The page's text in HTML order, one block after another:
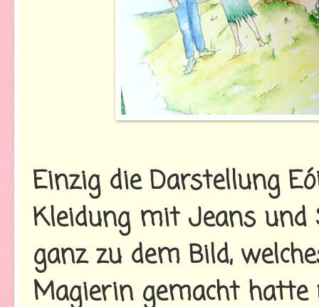
Einzig die Darstellung
Kleidung mit Jeans
ganz zu dem Bild,
Magierin gemacht